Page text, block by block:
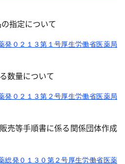
指定について
発０２１３第１号厚生労働省医薬局
数量について
発０２１３第２号厚生労働省医薬局
売等手順書に係る関係団体作成
総発０１３０第２号厚生労働省医薬